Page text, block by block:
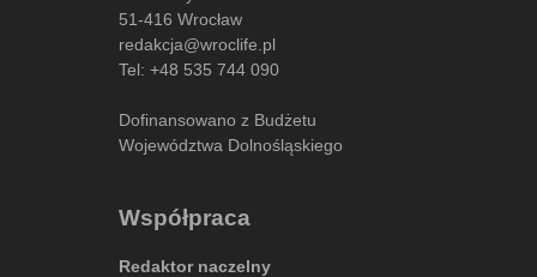
51-416 Wrocław
redakcja@wroclife.pl
Tel: +48 535 744 090
Dofinansowano z Budżetu
Województwa Dolnośląskiego
Współpraca
Redaktor naczelny